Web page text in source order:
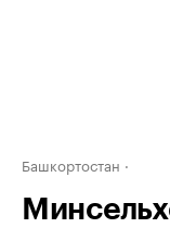
Башкортостан